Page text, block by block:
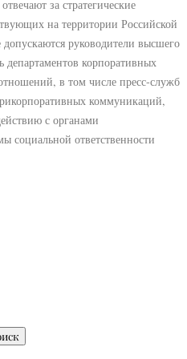
за стратегические
на территории Российской
руководители высшего
департаментов корпоративных
в том числе пресс-служб
коммуникаций,
с органами
социальной ответственности